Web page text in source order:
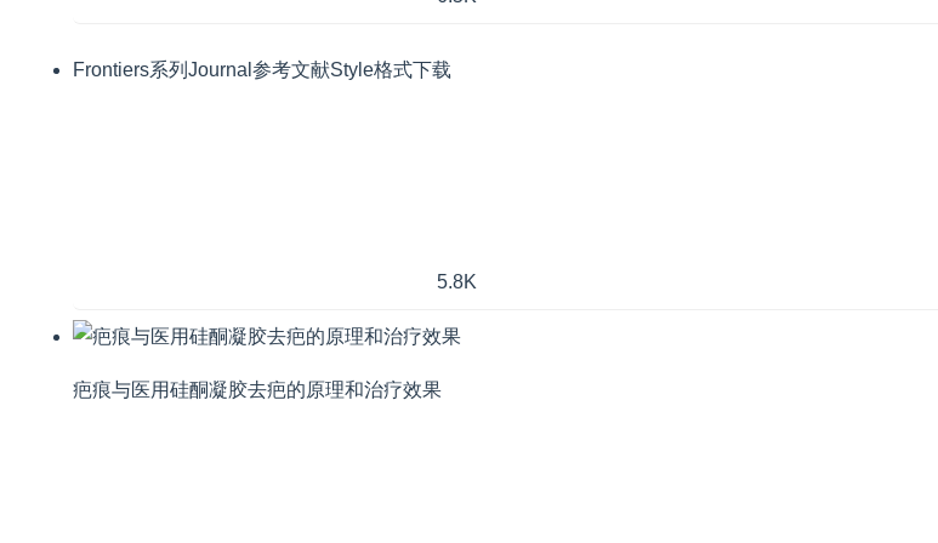
Frontiers系列Journal参考文献Style格式下载
5.8K
疤痕与医用硅酮凝胶去疤的原理和治疗效果